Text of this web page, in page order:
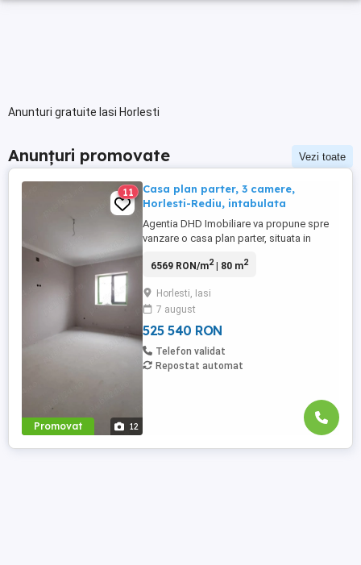
Anunturi gratuite Iasi Horlesti
Anunțuri promovate Vezi toate
Promovat 12
11
Casa plan parter, 3 camere,
Horlesti-Rediu, intabulata
Agentia DHD Imobiliare va propune spre
vanzare o casa plan parter, situata in
suprafata de 450 mp, este
dormitoare; -bucatarie; -baie; -camera
tehnica. In curtea din spate avem
construita o baie, gratar si ...
6569 RON/m2| 80 m2
Horlesti, Iasi
7 august
525 540 RON
Telefon validat
Repostat automat